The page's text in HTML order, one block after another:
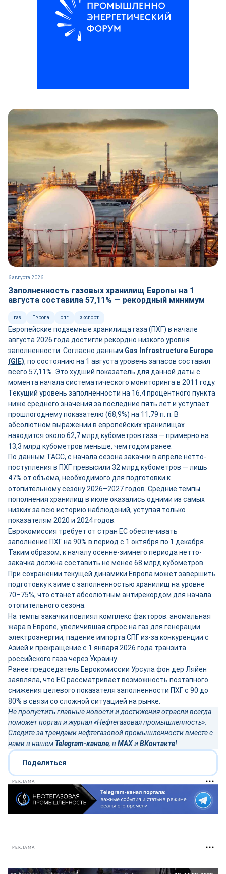
6 августа 2026
Заполненность газовых хранилищ Европы на 1
августа составила 57,11% — рекордный минимум
газ Европа спг экспорт
Европейские подземные хранилища газа (ПХГ) в начале
августа 2026 года достигли рекордно низкого уровня
заполненности. Согласно данным Gas Infrastructure Europe
(GIE), по состоянию на 1 августа уровень запасов составил
всего 57,11%. Это худший показатель для данной даты с
момента начала систематического мониторинга в 2011 году.
Текущий уровень заполненности на 16,4 процентного пункта
ниже среднего значения за последние пять лет и уступает
прошлогоднему показателю (68,9%) на 11,79 п. п. В
абсолютном выражении в европейских хранилищах
находится около 62,7 млрд кубометров газа — примерно на
13,3 млрд кубометров меньше, чем годом ранее.
По данным ТАСС, с начала сезона закачки в апреле нетто-
поступления в ПХГ превысили 32 млрд кубометров — лишь
47% от объёма, необходимого для подготовки к
отопительному сезону 2026–2027 годов. Средние темпы
пополнения хранилищ в июле оказались одними из самых
низких за всю историю наблюдений, уступая только
показателям 2020 и 2024 годов.
Еврокомиссия требует от стран ЕС обеспечивать
заполнение ПХГ на 90% в период с 1 октября по 1 декабря.
Таким образом, к началу осенне-зимнего периода нетто-
закачка должна составить не менее 68 млрд кубометров.
При сохранении текущей динамики Европа может завершить
подготовку к зиме с заполненностью хранилищ на уровне
70–75%, что станет абсолютным антирекордом для начала
отопительного сезона.
На темпы закачки повлиял комплекс факторов: аномальная
жара в Европе, увеличившая спрос на газ для генерации
электроэнергии, падение импорта СПГ из-за конкуренции с
Азией и прекращение с 1 января 2026 года транзита
российского газа через Украину.
Ранее председатель Еврокомиссии Урсула фон дер Ляйен
заявляла, что ЕС рассматривает возможность поэтапного
снижения целевого показателя заполненности ПХГ с 90 до
80% в связи со сложной ситуацией на рынке.
Не пропустить главные новости и достижения отрасли всегда
поможет портал и журнал «Нефтегазовая промышленность».
Следите за трендами нефтегазовой промышленности вместе с
нами в нашем Telegram-канале, в MAXиВКонтакте!
Поделиться
РЕКЛАМА
РЕКЛАМА